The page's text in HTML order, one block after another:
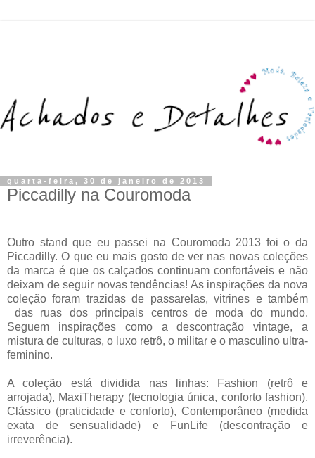
quarta-feira, 30 de janeiro de 2013
Piccadilly na Couromoda
Outro stand que eu passei na Couromoda 2013 foi o da
Piccadilly. O que eu mais gosto de ver nas novas coleções
da marca é que os calçados continuam confortáveis e não
deixam de seguir novas tendências! As inspirações da nova
coleção foram trazidas de passarelas, vitrines e também
das ruas dos principais centros de moda do mundo.
Seguem inspirações como a descontração vintage, a
mistura de culturas, o luxo retrô, o militar e o masculino ultra-
feminino.
A coleção está dividida nas linhas: Fashion (retrô e
arrojada), MaxiTherapy (tecnologia única, conforto fashion),
Clássico (praticidade e conforto), Contemporâneo (medida
exata de sensualidade) e FunLife (descontração e
irreverência).